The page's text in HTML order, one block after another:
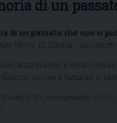
di un
di un passato che non si
Mons. Di Donna – via
mancanza di valori e ideali
sociale e culturale in
Shoah si sta consumando